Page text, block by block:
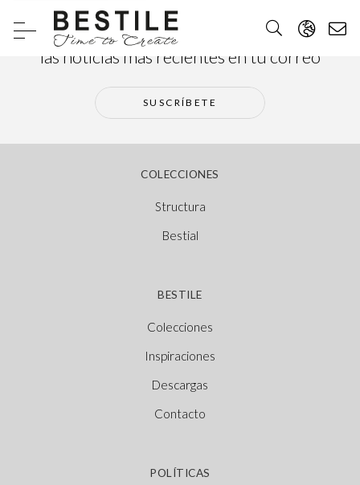
Suscríbete a nuestra newsletter y recibe
las noticias más recientes en tu correo
SUSCRÍBETE
COLECCIONES
Structura
Bestial
BESTILE
Colecciones
Inspiraciones
Descargas
Contacto
POLÍTICAS